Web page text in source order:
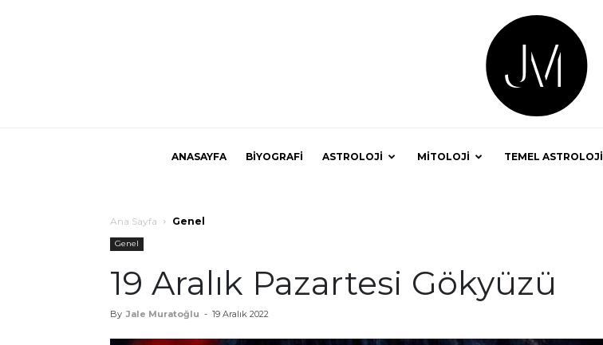
ANASAYFA BİYOGRAFİ ASTROLOJİ MİTOLOJİ TEMEL ASTROLOJİ
Ana Sayfa Genel
Genel
19 Aralık Pazartesi Gökyüzü
By Jale Muratoğlu - 19 Aralık 2022